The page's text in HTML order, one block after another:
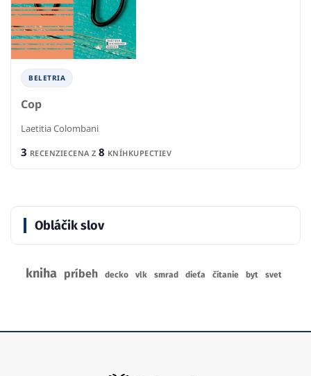
BELETRIA
Cop
Laetitia Colombani
3 RECENZIECENA Z 8 KNÍHKUPECTIEV
Obláčik slov
kniha príbeh decko vlk smrad dieťa čítanie byt svet